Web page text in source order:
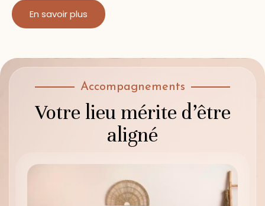
En savoir plus
Accompagnements
Votre lieu mérite d’être
aligné